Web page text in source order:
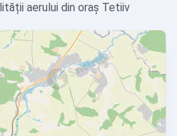
aerului din oraș Tetiiv